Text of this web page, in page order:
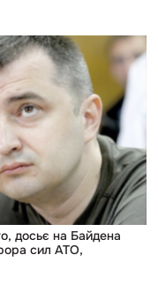
досьє на Байдена
сил АТО,